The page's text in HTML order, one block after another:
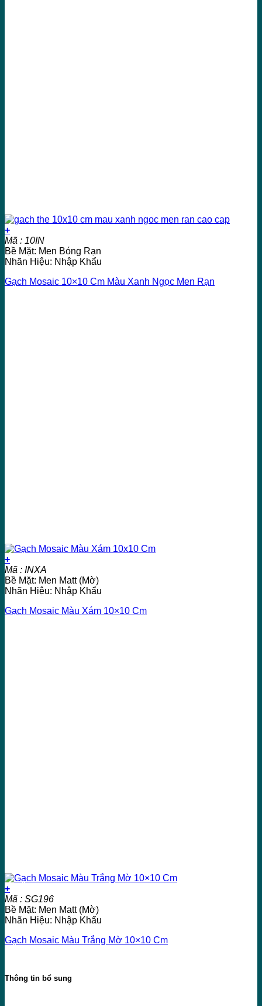
+
Mã : 10IN
Bề Mặt: Men Bóng Rạn
Nhãn Hiệu: Nhập Khẩu
Gạch Mosaic 10×10 Cm Màu Xanh Ngọc Men Rạn
+
Mã : INXA
Bề Mặt: Men Matt (Mờ)
Nhãn Hiệu: Nhập Khẩu
Gạch Mosaic Màu Xám 10×10 Cm
+
Mã : SG196
Bề Mặt: Men Matt (Mờ)
Nhãn Hiệu: Nhập Khẩu
Gạch Mosaic Màu Trắng Mờ 10×10 Cm
Thông tin bổ sung